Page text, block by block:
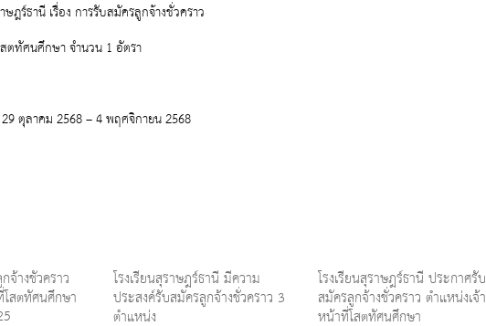
ษฎร์ธานี เรื่อง การรับสมัครลูกจ้างชั่วคราว
ตทัศนศึกษา จำนวน 1 อัตรา
ตุลาคม 2568 – 4 พฤศจิกายน 2568
จ้างชั่วคราว
สตทัศนศึกษา
โรงเรียนสุราษฎร์ธานี มีความ
ประสงค์รับสมัครลูกจ้างชั่วคราว 3
ตำแหน่ง
โรงเรียนสุราษฎร์ธานี ประกาศรับ
สมัครลูกจ้างชั่วคราว ตำแหน่งเจ้า
หน้าที่โสตทัศนศึกษา